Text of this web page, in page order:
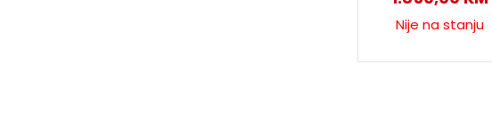
Nije na stanju